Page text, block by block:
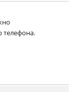
телефона.